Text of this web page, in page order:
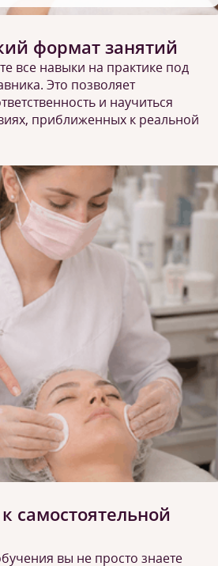
формат занятий
все навыки на практике под
Это позволяет
и научиться
приближенных к реальной
самостоятельной
вы не просто знаете